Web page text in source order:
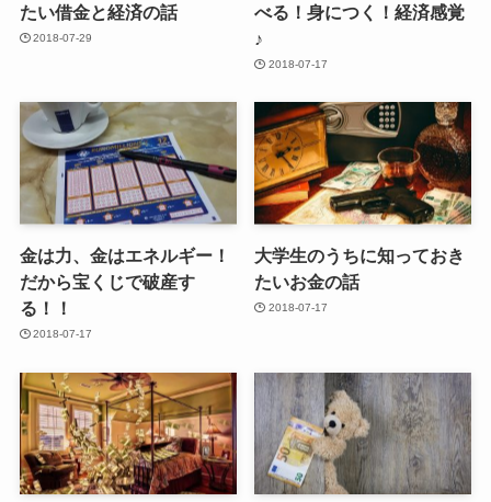
たい借金と経済の話
2018-07-29
べる！身につく！経済感覚
♪
2018-07-17
金は力、金はエネルギー！
だから宝くじで破産す
る！！
2018-07-17
大学生のうちに知っておき
たいお金の話
2018-07-17